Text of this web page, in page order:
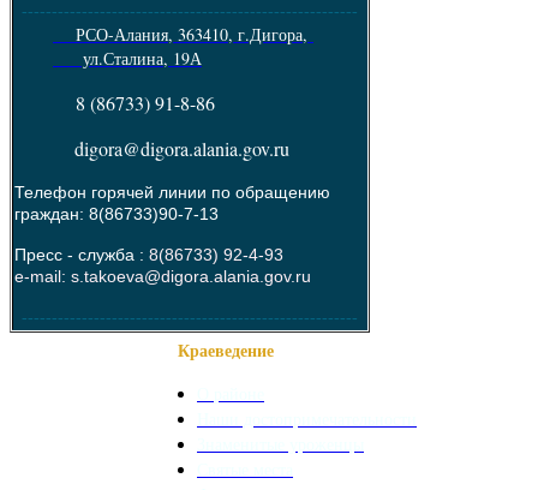
--------------------------------------------------------
РСО-Алания, 363410, г.Дигора,
ул.Сталина, 19А
8 (86733) 91-8-86
digora@digora.alania.gov.ru
Телефон горячей линии по обращению
граждан: 8(86733)90-7-13
Пресс - служба : 8(86733) 92-4-93
e-mail: s.takoeva@digora.alania.gov.ru
--------------------------------------------------------
Краеведение